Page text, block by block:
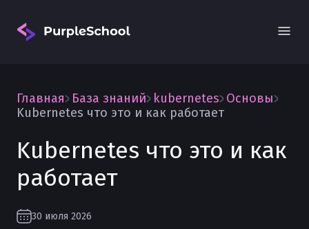
Главная База знаний kubernetes Основы
Kubernetes что это и как работает
Kubernetes что это и как
работает
30 июля 2026